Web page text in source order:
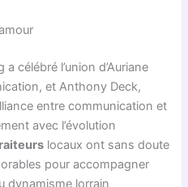
célébré l’union d’Auriane
et Anthony Deck,
entre communication et
avec l’évolution
locaux ont sans doute
pour accompagner
dynamisme lorrain